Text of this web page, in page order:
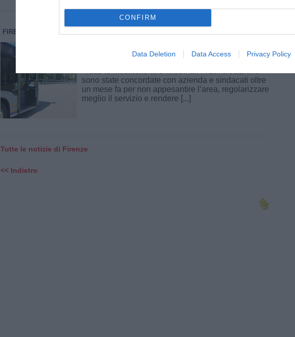
CONFIRM
Data Deletion Data Access Privacy Policy
FIRENZE
modifiche delle linee
sono state concordate con azienda e sindacati oltre
un mese fa per non appesantire l’area, regolarizzare
meglio il servizio e rendere [...]
Tutte le notizie di Firenze
<< Indietro